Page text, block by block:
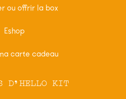
ou offrir la box
Eshop
carte cadeau
D'HELLO KIT